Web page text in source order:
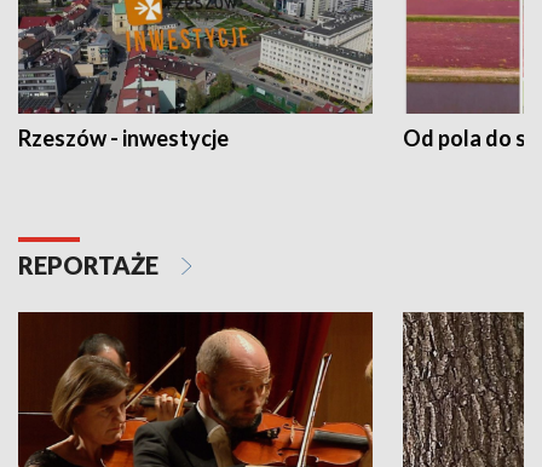
Rzeszów - inwestycje Od pola do
REPORTAŻE